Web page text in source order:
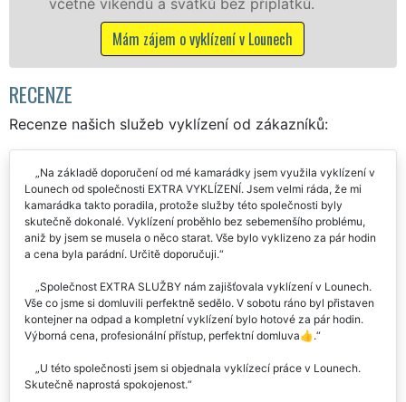
Mám zájem o vyklízecí práce v Lounech
RECENZE
Recenze našich služeb vyklízení od zákazníků:
Na základě doporučení od mé kamarádky jsem využila vyklízení v
Lounech od společnosti EXTRA VYKLÍZENÍ. Jsem velmi ráda, že mi
kamarádka takto poradila, protože služby této společnosti byly
skutečně dokonalé. Vyklízení proběhlo bez sebemenšího problému,
aniž by jsem se musela o něco starat. Vše bylo vyklizeno za pár hodin
a cena byla parádní. Určitě doporučuji.
Společnost EXTRA SLUŽBY nám zajišťovala vyklízení v Lounech.
Vše co jsme si domluvili perfektně sedělo. V sobotu ráno byl přistaven
kontejner na odpad a kompletní vyklízení bylo hotové za pár hodin.
Výborná cena, profesionální přístup, perfektní domluva👍.
U této společnosti jsem si objednala vyklízecí práce v Lounech.
Skutečně naprostá spokojenost.